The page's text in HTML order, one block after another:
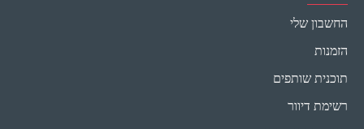
החשבון שלי
הזמנות
תוכנית שותפים
רשימת דיוור